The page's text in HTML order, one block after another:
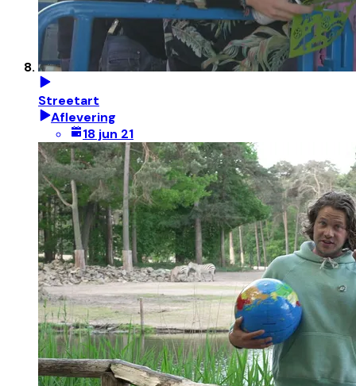
Streetart
Aflevering
18 jun 21